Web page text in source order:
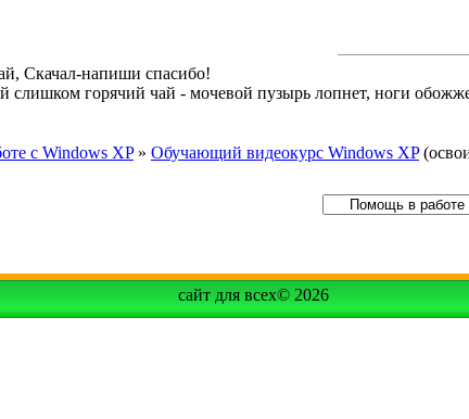
Скачал-напиши спасибо!
слишком горячий чай - мочевой пузырь лопнет, ноги
с Windows XP » Обучающий видеокурс Windows XP
сайт для всех© 2026